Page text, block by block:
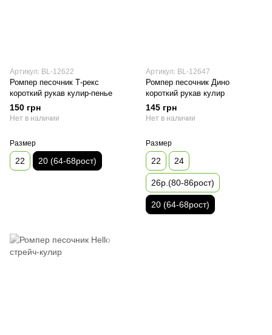
Артикул: BL-12622
Ромпер песочник Т-рекс
короткий рукав кулир-пенье
150 грн
Нет в наличии
Размер
22 20 (64-68рост)
Артикул: BL-12647
Ромпер песочник Дино
короткий рукав кулир
145 грн
Нет в наличии
Размер
22 24
26р.(80-86рост)
20 (64-68рост)